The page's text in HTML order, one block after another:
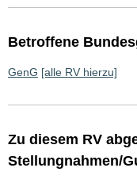
Betroffene
GenG [alle RV hierzu]
Zu diesem RV
Stellungnahmen/